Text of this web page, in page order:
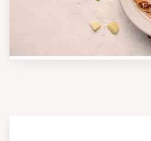
Region gibt und welcher am
Verschaffen Sie sich auch
Essen auf Rädern-Kosten.